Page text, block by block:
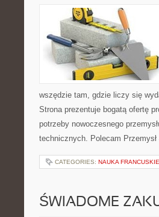
wszędzie tam, gdzie liczy się
Strona prezentuje bogatą ofertę
potrzeby nowoczesnego
technicznych. Polecam
CATEGORIES: NAUKA
ŚWIADOME